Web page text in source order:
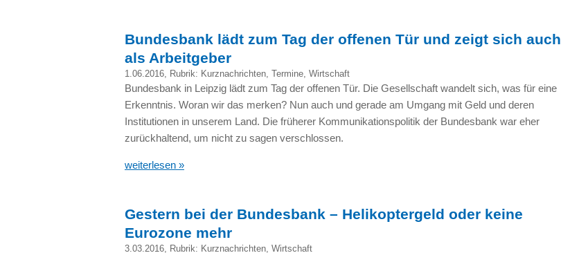
Bundesbank lädt zum Tag der offenen Tür und zeigt sich auch
als Arbeitgeber
1.06.2016, Rubrik: Kurznachrichten, Termine, Wirtschaft
Bundesbank in Leipzig lädt zum Tag der offenen Tür. Die Gesellschaft wandelt sich, was für eine
Erkenntnis. Woran wir das merken? Nun auch und gerade am Umgang mit Geld und deren
Institutionen in unserem Land. Die früherer Kommunikationspolitik der Bundesbank war eher
zurückhaltend, um nicht zu sagen verschlossen.
weiterlesen »
Gestern bei der Bundesbank – Helikoptergeld oder keine
Eurozone mehr
3.03.2016 , Rubrik: Kurznachrichten Wirtschaft